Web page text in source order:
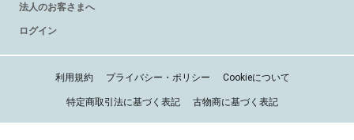
法人のお客さまへ
ログイン
利用規約 プライバシー・ポリシー Cookieについて
特定商取引法に基づく表記 古物商に基づく表記